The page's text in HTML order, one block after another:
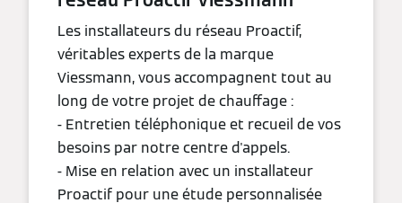
Les installateurs du réseau Proactif,
véritables experts de la marque
Viessmann, vous accompagnent tout au
long de votre projet de chauffage :
- Entretien téléphonique et recueil de vos
besoins par notre centre d'appels.
- Mise en relation avec un installateur
Proactif pour une étude personnalisée